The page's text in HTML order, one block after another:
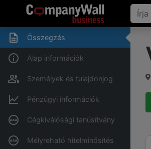
Összegzés
Alap információk
Személyek és tulajdonjog
Pénzügyi információk
Cégkiválósági tanúsítvány
Mélyreható hitelminősítés